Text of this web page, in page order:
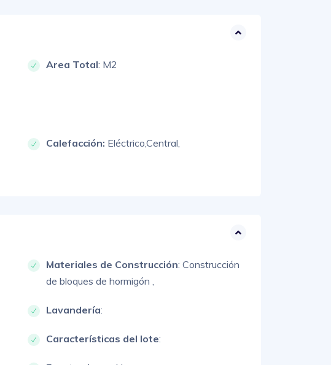
Area Total: M2
Calefacción: Eléctrico,Central,
Materiales de Construcción: Construcción
de bloques de hormigón ,
Lavandería:
Características del lote: